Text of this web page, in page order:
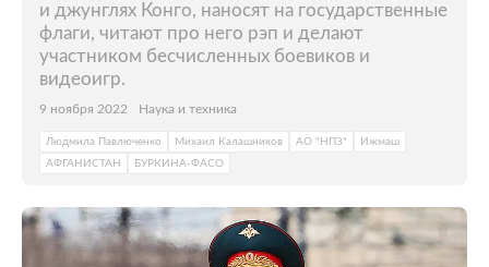
и джунглях Конго, наносят на государственные
флаги, читают про него рэп и делают
участником бесчисленных боевиков и
видеоигр.
9 ноября 2022 Наука и техника
Людмила Павлюченко Михаил Калашников АО "НПЗ"
Ижмаш
АФГАНИСТАН
БУРКИНА-ФАСО